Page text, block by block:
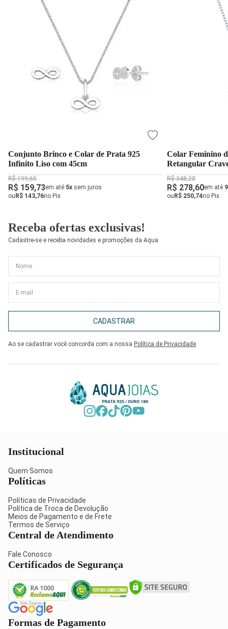
Conjunto Brinco e Colar de Prata 925
Infinito Liso com 45cm
R$ 199,65
R$ 159,73em até 5x sem juros
ouR$ 143,76no Pix
Colar Feminino
Retangular
R$ 348,20
R$ 278,60em até
ouR$ 250,74no Pix
Receba ofertas exclusivas!
Cadastre-se e receba novidades e promoções da Aqua
CADASTRAR
Ao se cadastrar você concorda com a nossa Política de Privacidade
Institucional
Quem Somos
Políticas
Políticas de Privacidade
Política de Troca de Devolução
Meios de Pagamento e de Frete
Termos de Serviço
Central de Atendimento
Fale Conosco
Certificados de Segurança
Formas de Pagamento